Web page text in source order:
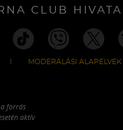
CLUB
MODERÁLÁSI ALAPELVEK
forrás
aktív